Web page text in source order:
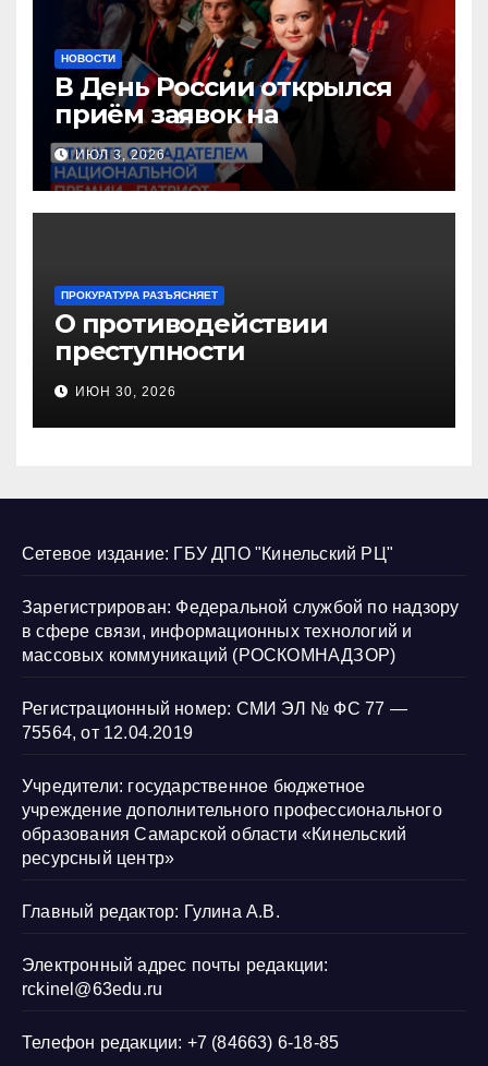
НОВОСТИ
В День России открылся
приём заявок на
Национальную премию
«Патриот»
ИЮЛ 3, 2026
ПРОКУРАТУРА РАЗЪЯСНЯЕТ
О противодействии
преступности
несовершеннолетних и
нарушению их прав
ИЮН 30, 2026
Сетевое издание: ГБУ ДПО "Кинельский РЦ"
Зарегистрирован: Федеральной службой по надзору
в сфере связи, информационных технологий и
массовых коммуникаций (РОСКОМНАДЗОР)
Регистрационный номер: СМИ ЭЛ № ФС 77 —
75564, от 12.04.2019
Учредители: государственное бюджетное
учреждение дополнительного профессионального
образования Самарской области «Кинельский
ресурсный центр»
Главный редактор: Гулина А.В.
Электронный адрес почты редакции:
rckinel@63edu.ru
Телефон редакции: +7 (84663) 6-18-85